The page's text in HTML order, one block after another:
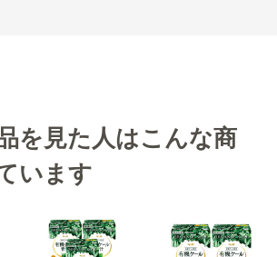
を見た人はこんな商
います